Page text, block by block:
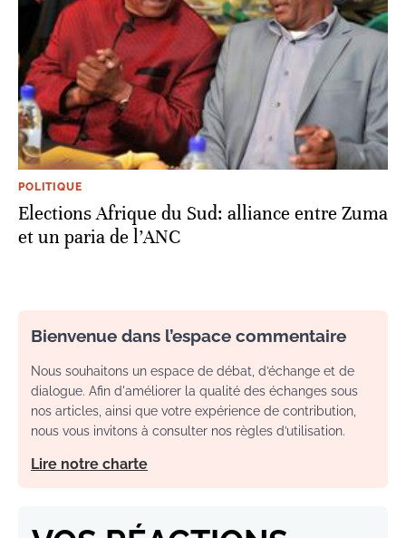
POLITIQUE
Elections Afrique du Sud: alliance entre Zuma
et un paria de l’ANC
Bienvenue dans l’espace commentaire
Nous souhaitons un espace de débat, d’échange et de
dialogue. Afin d'améliorer la qualité des échanges sous
nos articles, ainsi que votre expérience de contribution,
nous vous invitons à consulter nos règles d’utilisation.
Lire notre charte